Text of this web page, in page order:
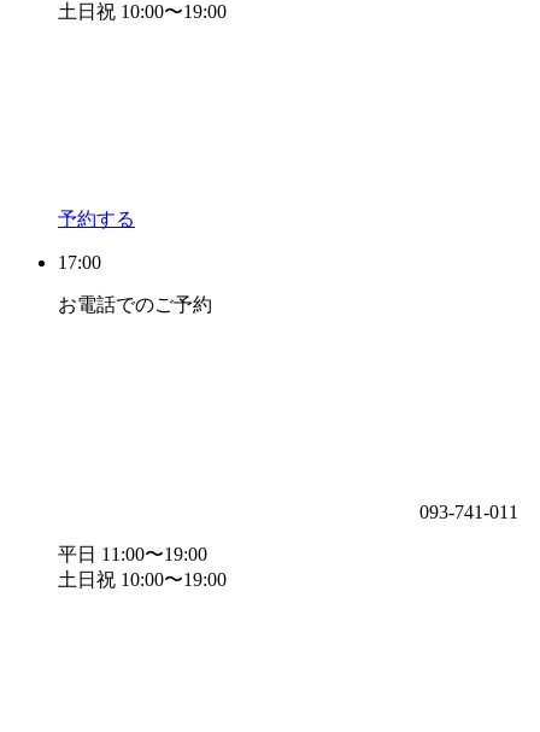
土日祝 10:00〜19:00
予約する
17:00
お電話でのご予約
093-741-011
平日 11:00〜19:00
土日祝 10:00〜19:00